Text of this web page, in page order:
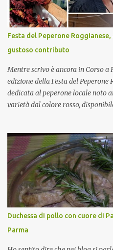
si, è un modo per riunirsi tutti a
naturalmente mangiando tutti
CoCo : è naturale il cibo, come
collante e anche nel lavoro riesce
favorevole per molte belle
Si, concordo! …addirittura si dice...
Festa del Peperone
gustoso contributo
Mentre scrivo è ancora in Corso
edizione della Festa del
dedicata al peperone locale noto
varietà dal colore rosso,
(Pat) della Calabria. Un
fresco o essiccato in ricette della
Durante la prima serata
versatilità di questo ingrediente
Gastronomico di piatti a base di
Gina Santagata , presidente
visto coinvolte tante
voluto partecipare presentando
Da giurata del concorso insieme
Duchessa di pollo con cuore di
Parma